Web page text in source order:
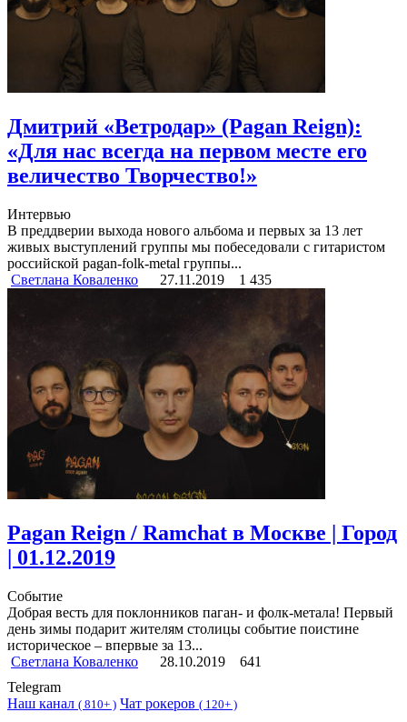
Дмитрий «Ветродар» (Pagan Reign):
«Для нас всегда на первом месте его
величество Творчество!»
Интервью
В преддверии выхода нового альбома и первых за 13 лет
живых выступлений группы мы побеседовали с гитаристом
российской pagan-folk-metal группы...
Светлана Коваленко
27.11.2019 1 435
Pagan Reign / Ramchat в Москве | Город
| 01.12.2019
Событие
Добрая весть для поклонников паган- и фолк-метала! Первый
день зимы подарит жителям столицы событие поистине
историческое – впервые за 13...
Светлана Коваленко
28.10.2019
641
Telegram
Наш канал ( 810+ ) Чат рокеров ( 120+ )